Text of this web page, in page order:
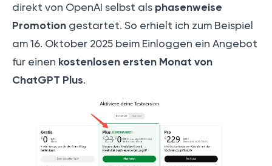
direkt von OpenAI selbst als phasenweise
Promotion gestartet. So erhielt ich zum Beispiel
am 16. Oktober 2025 beim Einloggen ein Angebot
für einen kostenlosen ersten Monat von
ChatGPT Plus.